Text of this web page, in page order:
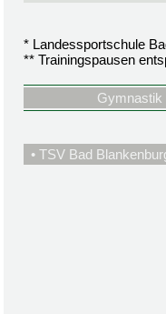
* Landessportschule
** Trainingspausen
Gymnastik
• TSV Bad